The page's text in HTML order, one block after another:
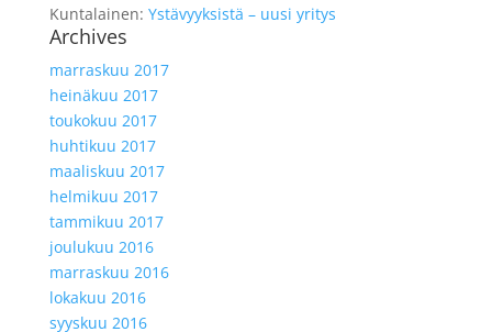
Kuntalainen: Ystävyyksistä – uusi yritys
Archives
marraskuu 2017
heinäkuu 2017
toukokuu 2017
huhtikuu 2017
maaliskuu 2017
helmikuu 2017
tammikuu 2017
joulukuu 2016
marraskuu 2016
lokakuu 2016
syyskuu 2016